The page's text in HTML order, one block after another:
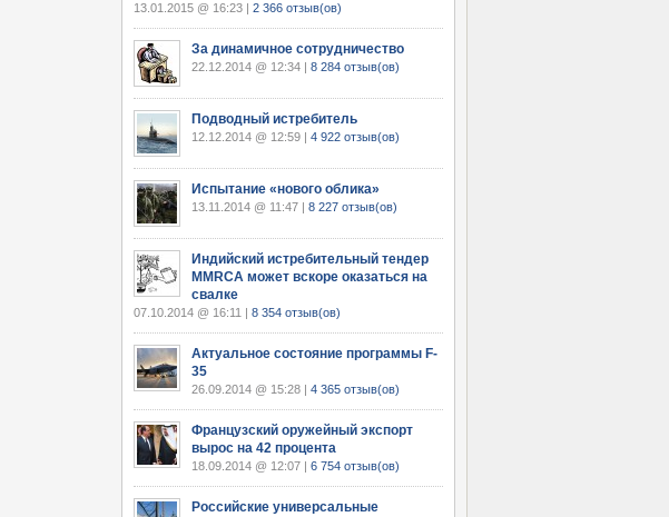
13.01.2015 @ 16:23 | 2 366 отзыв(ов)
За динамичное сотрудничество
22.12.2014 @ 12:34 | 8 284 отзыв(ов)
Подводный истребитель
12.12.2014 @ 12:59 | 4 922 отзыв(ов)
Испытание «нового облика»
13.11.2014 @ 11:47 | 8 227 отзыв(ов)
Индийский истребительный тендер
MMRCA может вскоре оказаться на
свалке
07.10.2014 @ 16:11 | 8 354 отзыв(ов)
Актуальное состояние программы F-
35
26.09.2014 @ 15:28 | 4 365 отзыв(ов)
Французский оружейный экспорт
вырос на 42 процента
18.09.2014 @ 12:07 | 6 754 отзыв(ов)
Российские универсальные